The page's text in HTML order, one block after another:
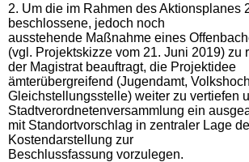
2. Um die im Rahmen des Aktionsplanes
beschlossene, jedoch noch
ausstehende Maßnahme eines
(vgl. Projektskizze vom 21. Juni 2019) zu
der Magistrat beauftragt, die Projektidee
ämterübergreifend (Jugendamt,
Gleichstellungsstelle) weiter zu vertiefen
Stadtverordnetenversammlung ein
mit Standortvorschlag in zentraler Lage
Kostendarstellung zur
Beschlussfassung vorzulegen.